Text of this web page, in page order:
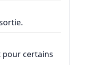
pour certains